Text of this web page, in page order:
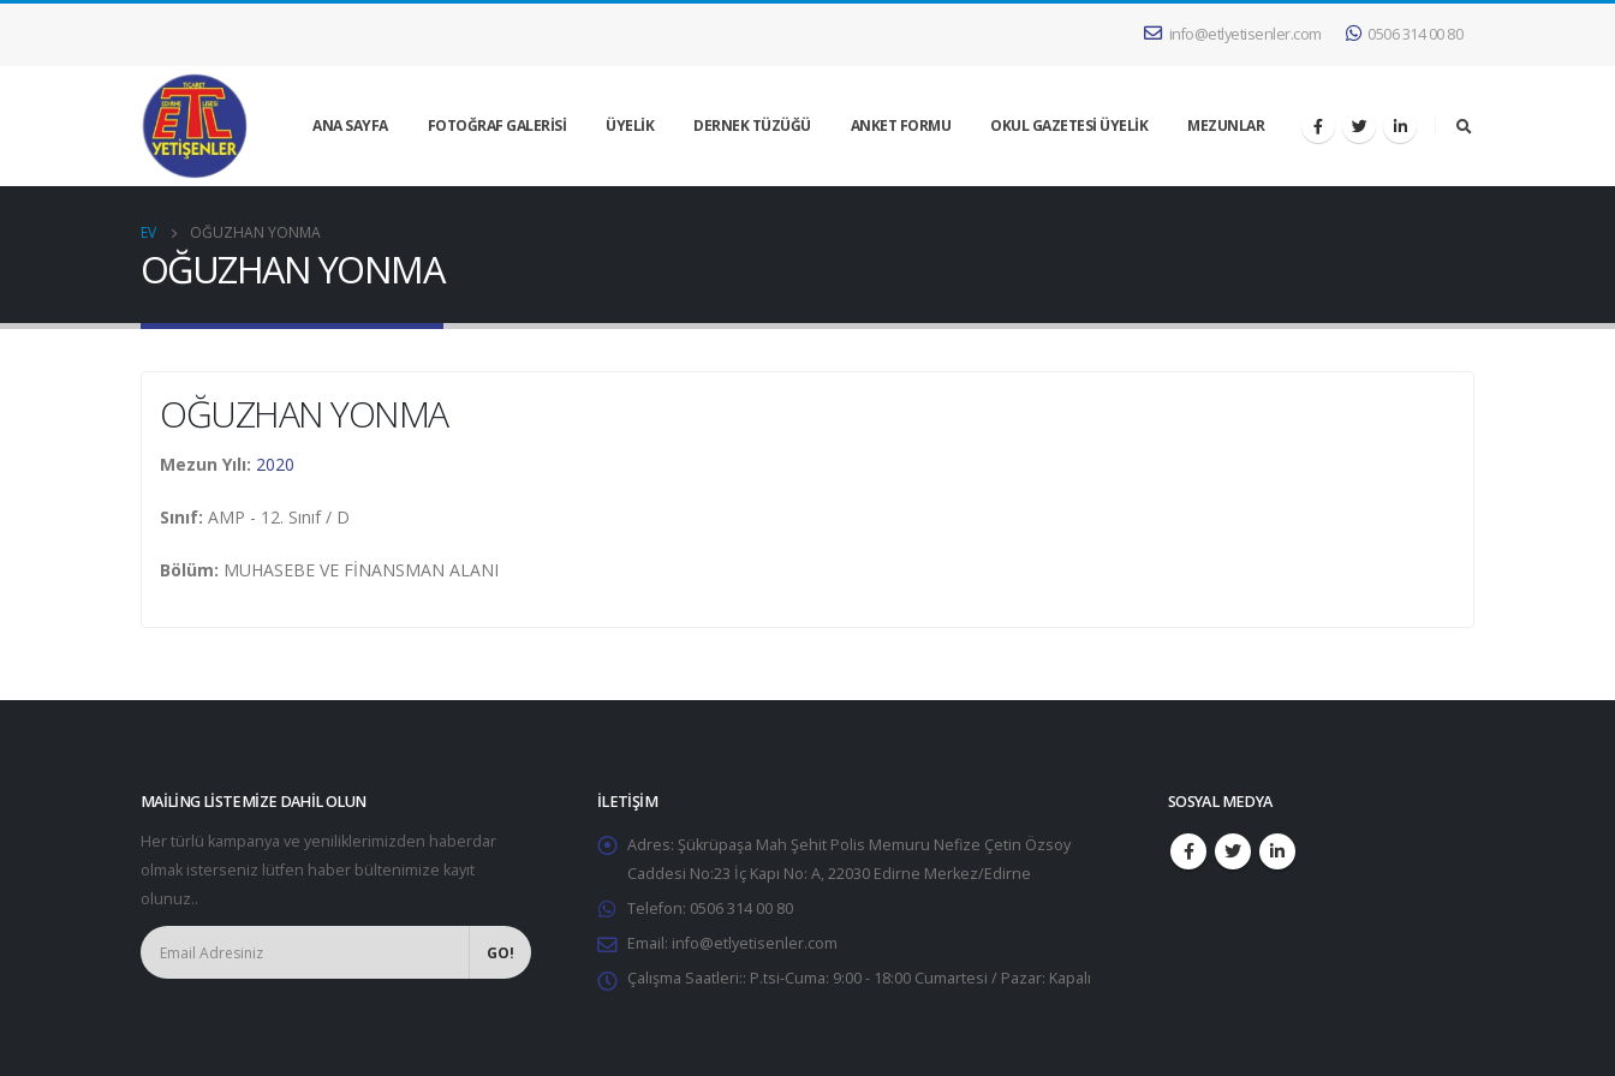
info@etlyetisenler.com 0506 314 00 80
ANA SAYFA FOTOĞRAF GALERİSİ ÜYELİK DERNEK TÜZÜĞÜ ANKET FORMU OKUL GAZETESİ ÜYELİK MEZUNLAR
EV OĞUZHAN YONMA
OĞUZHAN YONMA
OĞUZHAN YONMA
Mezun Yılı: 2020
Sınıf: AMP - 12. Sınıf / D
Bölüm: MUHASEBE VE FİNANSMAN ALANI
MAILING LISTEMIZE DAHIL OLUN
Her türlü kampanya ve yeniliklerimizden haberdar
olmak isterseniz lütfen haber bültenimize kayıt
olunuz..
İLETIŞIM
Adres: Şükrüpaşa Mah Şehit Polis Memuru Nefize Çetin Özsoy
Caddesi No:23 İç Kapı No: A, 22030 Edirne Merkez/Edirne
Telefon: 0506 314 00 80
Email: info@etlyetisenler.com
Çalışma Saatleri:: P.tsi-Cuma: 9:00 - 18:00 Cumartesi / Pazar: Kapalı
SOSYAL MEDYA